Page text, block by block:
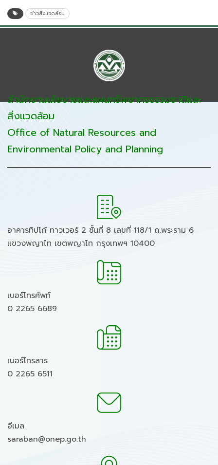
ข่าวสิ่งแวดล้อม
สำนักงานนโยบายและแผนทรัพยากรธรรมชาติและ
สิ่งแวดล้อม
Office of Natural Resources and
Environmental Policy and Planning
อาคารทิปโก้ ทาวเวอร์ 2 ชั้นที่ 8 เลขที่ 118/1 ถ.พระราม 6
แขวงพญาไท เขตพญาไท กรุงเทพฯ 10400
เบอร์โทรศัพท์
0 2265 6689
เบอร์โทรสาร
0 2265 6511
อีเมล
saraban@onep.go.th